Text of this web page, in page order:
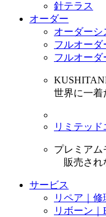
針テラス
オーダー
オーダーシ
フルオーダ
フルオーダ
世界に一着
リミ
プレミアム
販売され
サービス
リペア｜修
リボーン